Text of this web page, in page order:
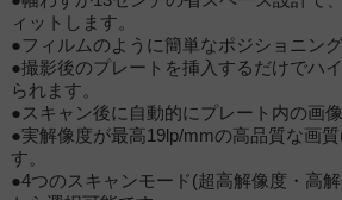
ィットします。
●フィルムのように簡単なポジショニング
●撮影後のプレートを挿入するだけでハ
られます。
●スキャン後に自動的にプレート内の画像
●実解像度が最高19lp/mmの高品質な画
す。
●4つのスキャンモード(超高解像度・高